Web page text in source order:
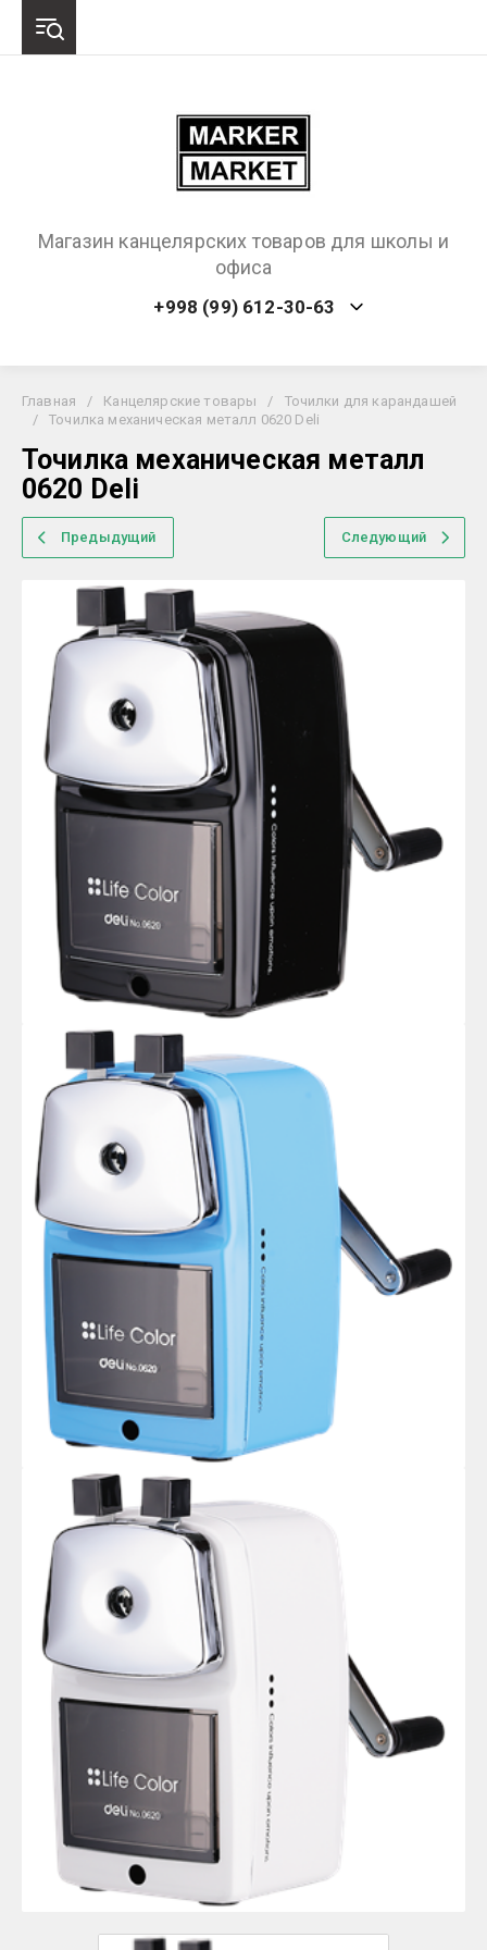
Магазин канцелярских товаров для школы и
офиса
+998 (99) 612-30-63
Главная / Канцелярские товары /
Точилки для карандашей
/
Точилка механическая металл 0620 Deli
Точилка механическая металл
0620 Deli
Предыдущий Следующий